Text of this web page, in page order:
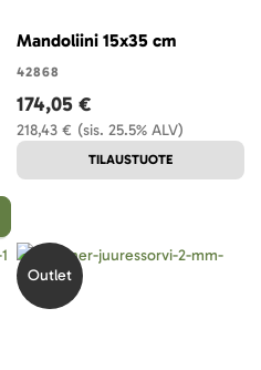
Mandoliini 15x35 cm
42868
(sis. 25.5% ALV)
218,43 €
174,05 €
TILAUSTUOTE
Outlet